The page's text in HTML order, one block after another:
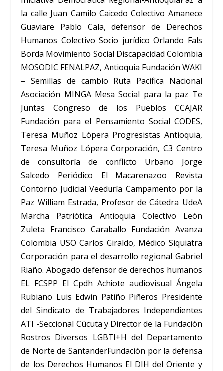
la calle Juan Camilo Caicedo Colectivo Amanece
Guaviare Pablo Cala, defensor de Derechos
Humanos Colectivo Socio jurídico Orlando Fals
Borda Movimiento Social Discapacidad Colombia
MOSODIC FENALPAZ, Antioquia Fundación WAKI
– Semillas de cambio Ruta Pacifica Nacional
Asociación MINGA Mesa Social para la paz Te
Juntas Congreso de los Pueblos CCAJAR
Fundación para el Pensamiento Social CODES,
Teresa Muñoz Lópera Progresistas Antioquia,
Teresa Muñoz Lópera Corporación, C3 Centro
de consultoría de conflicto Urbano Jorge
Salcedo Periódico El Macarenazoo Revista
Contorno Judicial Veeduría Campamento por la
Paz William Estrada, Profesor de Cátedra UdeA
Marcha Patriótica Antioquia Colectivo León
Zuleta Francisco Caraballo Fundación Avanza
Colombia USO Carlos Giraldo, Médico Siquiatra
Corporación para el desarrollo regional Gabriel
Riaño. Abogado defensor de derechos humanos
EL FCSPP El Cpdh Achiote audiovisual Ángela
Rubiano Luis Edwin Patiño Piñeros Presidente
del Sindicato de Trabajadores Independientes
ATI -Seccional Cúcuta y Director de la Fundación
Rostros Diversos LGBTI+H del Departamento
de Norte de SantanderFundación por la defensa
de los Derechos Humanos El DIH del Oriente y